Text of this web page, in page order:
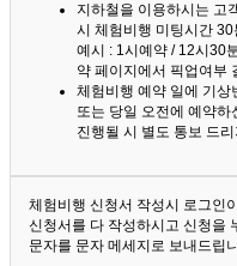
지하철을 이용하시는 고
시 체험비행 미팅시간
예시 : 1시예약 / 12시30
약 페이지에서 픽업여부
체험비행 예약 일에 기상
또는 당일 오전에 예약
진행될 시 별도 통보 드
체험비행 신청서 작성시 로그인
신청서를 다 작성하시고 신청을
문자를 문자 메세지로 보내드립